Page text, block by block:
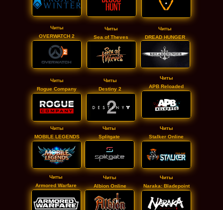
Читы
APB Reloaded
Читы
OVERWATCH 2
Читы
Rogue Company
Читы
DREAD HUNGER
Читы
Splitgate
Читы
Armored Warfare
Читы
Albion Online
Читы
Sea of Theves
Читы
Destiny 2
Читы
MOBILE LEGENDS
Читы
Stalker Online
Читы
Naraka: Bladepoint